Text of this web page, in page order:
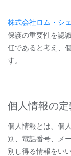
株式会社ロム・シ
保護の重要性を認
任であると考え、
す。
個人情報の定
個人情報とは、個
別、電話番号、メ
別し得る情報をい